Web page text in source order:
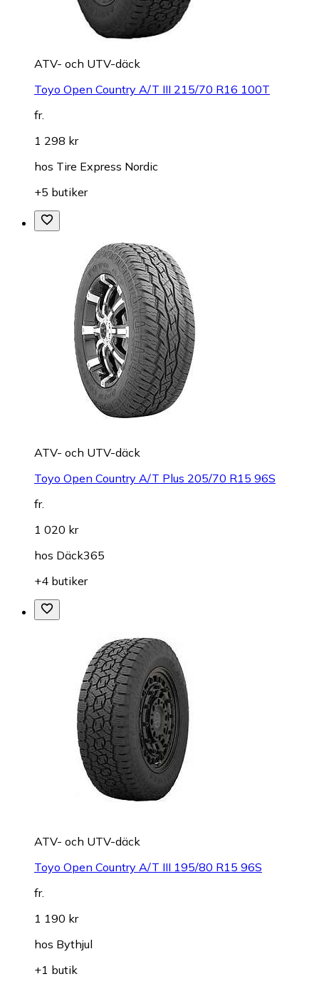
ATV- och UTV-däck
Toyo Open Country A/T III 215/70 R16 100T
fr.
1 298 kr
hos Tire Express Nordic
+5 butiker
ATV- och UTV-däck
Toyo Open Country A/T Plus 205/70 R15 96S
fr.
1 020 kr
hos Däck365
+4 butiker
ATV- och UTV-däck
Toyo Open Country A/T III 195/80 R15 96S
fr.
1 190 kr
hos Bythjul
+1 butik